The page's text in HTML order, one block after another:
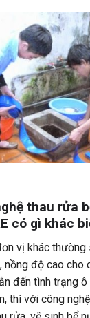
thau rửa
có gì khác
vị khác
nồng độ cao cho
đến tình trạng
thì với công